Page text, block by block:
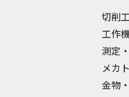
切削
工作
測定
メカ
金物